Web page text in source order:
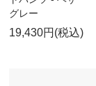
グレー
19,430円(税込)